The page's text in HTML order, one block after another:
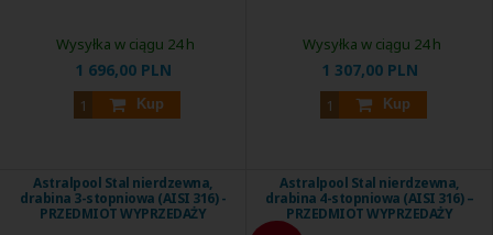
1 696,00 PLN
Kup
Wysyłka w ciągu 24 h
1 307,00 PLN
Kup
Wysyłka w ciągu 24 h
Astralpool Stal nierdzewna,
drabina 3-stopniowa (AISI 316) -
PRZEDMIOT WYPRZEDAŻY
Astralpool Stal nierdzewna,
drabina 4-stopniowa (AISI 316) –
PRZEDMIOT WYPRZEDAŻY